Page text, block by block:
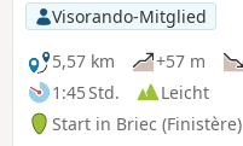
Visorando-Mitglied
5,57 km
+57 m
1:45 Std.
Leicht
Start in Briec (Finistère)